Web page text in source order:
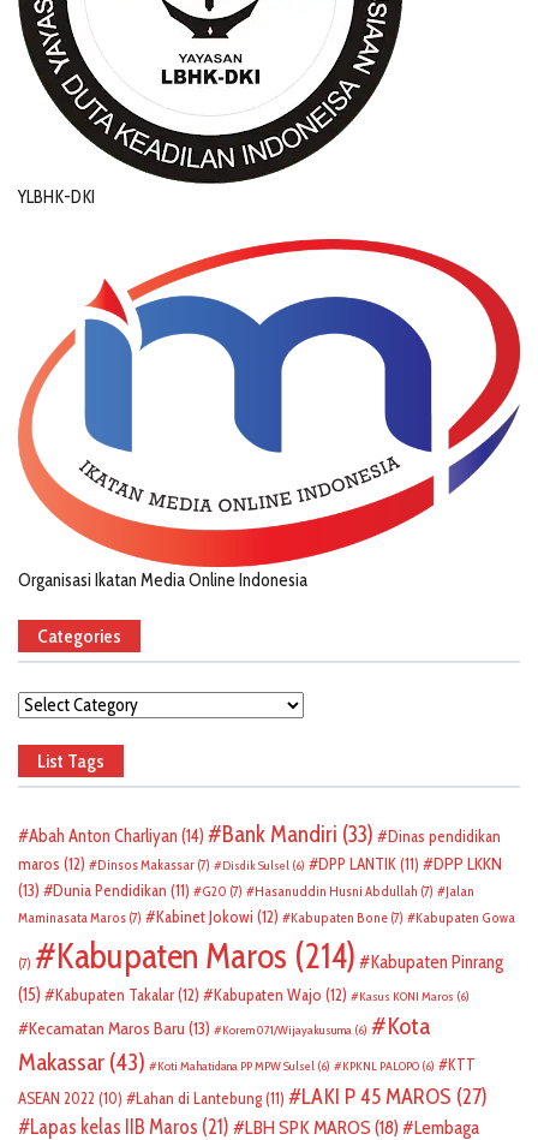
YLBHK-DKI
Organisasi Ikatan Media Online Indonesia
Categories
Categories
List Tags
Abah Anton Charliyan (14) Bank Mandiri (33)
Dinas pendidikan
maros (12) Dinsos Makassar (7) Disdik Sulsel (6) DPP LANTIK(11)
DPP LKKN
(13)
Dunia Pendidikan (11) G20 (7) Hasanuddin Husni Abdullah (7)
Jalan
Maminasata Maros (7) Kabinet Jokowi (12) Kabupaten Bone (7) Kabupaten Gowa
(7) Kabupaten Maros (214)
Kabupaten Pinrang
(15)
Kabupaten Takalar(12) Kabupaten Wajo (12) Kasus KONI Maros (6)
Kecamatan Maros Baru (13) Korem 071/Wijayakusuma (6)
Kota
Makassar (43) Koti Mahatidana PP MPW Sulsel (6) KPKNL PALOPO (6)
KTT
ASEAN 2022 (10) Lahan di Lantebung(11) LAKI P 45 MAROS (27)
Lapas kelas IIB Maros (21) LBH SPK MAROS (18)
Lembaga